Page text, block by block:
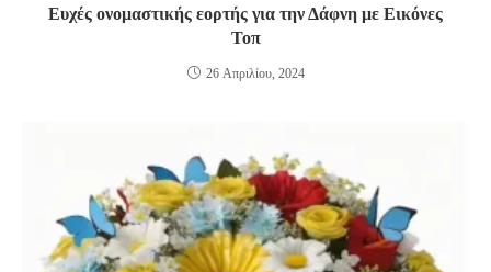
Ευχές ονομαστικής εορτής για την Δάφνη με Εικόνες
Τοπ
26 Απριλίου, 2024